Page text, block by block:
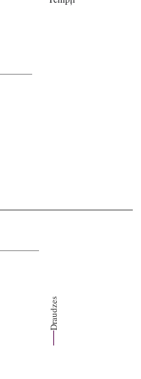
Draudzes